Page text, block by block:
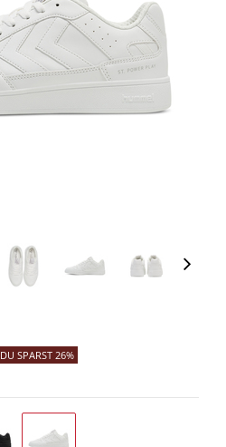
DU SPARST 26%